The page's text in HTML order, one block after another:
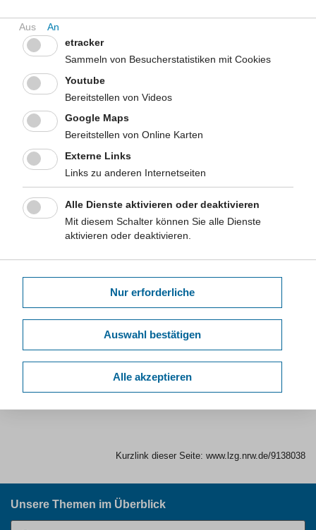
Schwitzen führt oder die Atemfrequenz deutlich erhöht, so ist sie
aber dennoch nicht zu vernachlässigen. Haus- und Gartenarbeit
können aber auch sehr anstrengend sein und so die
Energiebilanz gleich auf einmal um mehrere hundert Kilokalorien
steigern. Auf die Wirkungsmechanismen kann nur mit
Plausibilitätsannahmen geschlossen werden, weil es bislang nur
sehr wenige Studien gibt.
Empfehlung
Personen sollen motiviert werden, jede Gelegenheit in Haus und
Garten zu nutzen, um langandauerndes Sitzen zu vermeiden,
Belastungseinheiten, die für Haushaltsaktivitäten typisch sind,
zum Gesamtvolumen an körperlicher Aktivität beizutragen.
zurück zu den Faktenblättern der Kategorie Alltagsbewegung
Kurzlink dieser Seite: www.lzg.nrw.de/9138038
Unsere Themen im Überblick
etracker
Sammeln von Besucherstatistiken mit Cookies
Youtube
Bereitstellen von Videos
Google Maps
Bereitstellen von Online Karten
Externe Links
Links zu anderen Internetseiten
Alle Dienste aktivieren oder deaktivieren
Mit diesem Schalter können Sie alle Dienste
aktivieren oder deaktivieren.
Nur erforderliche
Auswahl bestätigen
Alle akzeptieren